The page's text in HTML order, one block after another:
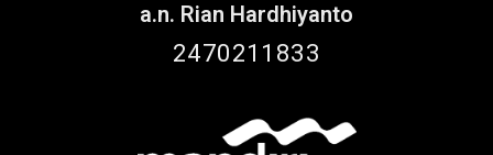
a.n. Rian Hardhiyanto
2470211833